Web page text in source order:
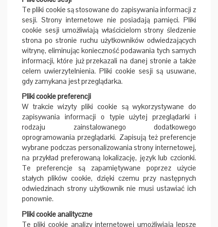
Te pliki cookie są stosowane do zapisywania informacji z
sesji. Strony internetowe nie posiadają pamięci. Pliki
cookie sesji umożliwiają właścicielom strony śledzenie
strona po stronie ruchu użytkowników odwiedzających
witrynę, eliminując konieczność podawania tych samych
informacji, które już przekazali na danej stronie a także
celem uwierzytelnienia. Pliki cookie sesji są usuwane,
gdy zamykana jest przeglądarka.
Pliki cookie preferencji
W trakcie wizyty pliki cookie są wykorzystywane do
zapisywania informacji o typie użytej przeglądarki i
rodzaju zainstalowanego dodatkowego
oprogramowania przeglądarki. Zapisują też preferencje
wybrane podczas personalizowania strony internetowej,
na przykład preferowaną lokalizację, język lub czcionki.
Te preferencje są zapamiętywane poprzez użycie
stałych plików cookie, dzięki czemu przy następnych
odwiedzinach strony użytkownik nie musi ustawiać ich
ponownie.
Pliki cookie analityczne
Te pliki cookie analizy internetowej umożliwiają lepsze